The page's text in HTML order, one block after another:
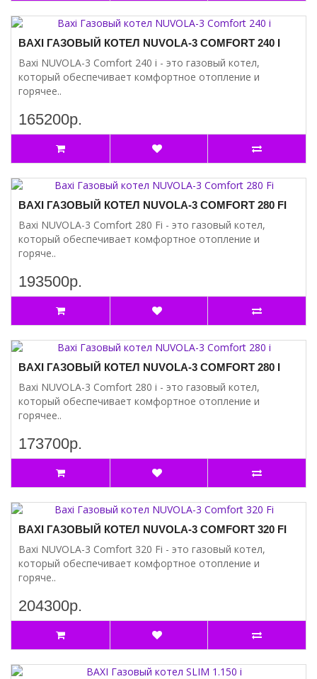
BAXI ГАЗОВЫЙ КОТЕЛ NUVOLA-3 COMFORT 240 I
Baxi NUVOLA-3 Comfort 240 i - это газовый котел,
который обеспечивает комфортное отопление и
горячее..
165200р.
BAXI ГАЗОВЫЙ КОТЕЛ NUVOLA-3 COMFORT 280 FI
Baxi NUVOLA-3 Comfort 280 Fi - это газовый котел,
который обеспечивает комфортное отопление и
горяче..
193500р.
BAXI ГАЗОВЫЙ КОТЕЛ NUVOLA-3 COMFORT 280 I
Baxi NUVOLA-3 Comfort 280 i - это газовый котел,
который обеспечивает комфортное отопление и
горячее..
173700р.
BAXI ГАЗОВЫЙ КОТЕЛ NUVOLA-3 COMFORT 320 FI
Baxi NUVOLA-3 Comfort 320 Fi - это газовый котел,
который обеспечивает комфортное отопление и
горяче..
204300р.